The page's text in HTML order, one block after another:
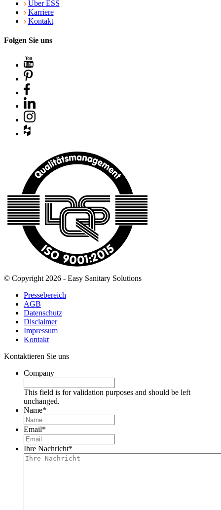
Über ESS
Karriere
Kontakt
Folgen Sie uns
© Copyright 2026 - Easy Sanitary Solutions
Pressebereich
AGB
Datenschutz
Disclaimer
Impressum
Kontakt
Kontaktieren Sie uns
Company
This field is for validation purposes and should be left
unchanged.
Name*
Email*
Ihre Nachricht*